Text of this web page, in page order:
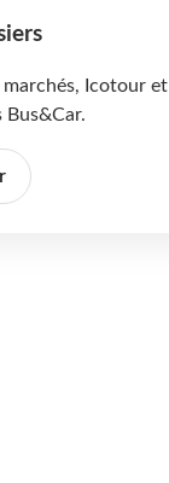
marchés, Icotour et
Bus&Car.